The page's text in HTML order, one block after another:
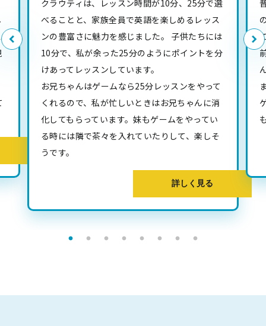
クラウティは、レッスン時間が10分、25分で選
べることと、家族全員で英語を楽しめるレッス
ンの豊富さに魅力を感じました。 子供たちには
10分で、私が余った25分のようにポイントを分
けあってレッスンしています。
お兄ちゃんはゲームなら25分レッスンをやって
くれるので、私が忙しいときはお兄ちゃんに消
化してもらっています。妹もゲームをやってい
る時には隣で茶々を入れていたりして、楽しそ
うです。
詳しく見る